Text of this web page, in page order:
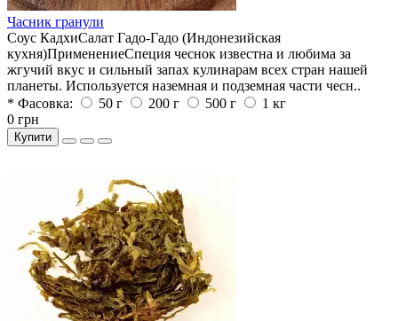
Часник гранули
Соус КадхиСалат Гадо-Гадо (Индонезийская
кухня)ПрименениеСпеция чеснок известна и любима за
жгучий вкус и сильный запах кулинарам всех стран нашей
планеты. Используется наземная и подземная части чесн..
* Фасовка:
50 г 200 г 500 г
1 кг
0 грн
Купити